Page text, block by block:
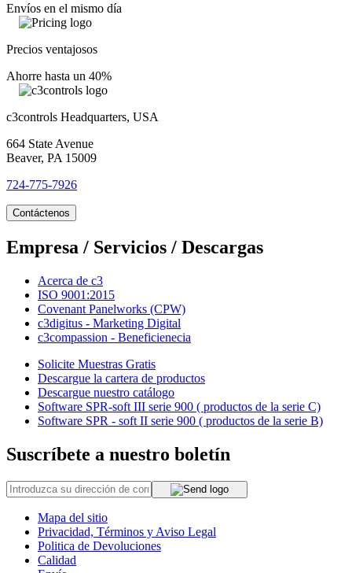
Envíos en el mismo día
Precios ventajosos
Ahorre hasta un 40%
c3controls Headquarters, USA
664 State Avenue
Beaver, PA 15009
724-775-7926
Contáctenos
Empresa / Servicios / Descargas
Acerca de c3
ISO 9001:2015
Covenant Panelworks (CPW)
c3digitus - Marketing Digital
c3compassion - Beneficienecia
Solicite Muestras Gratis
Descargue la cartera de productos
Descargue nuestro catálogo
Software SPR-soft III serie 900 ( productos de la serie C)
Software SPR - soft II serie 900 ( productos de la serie B)
Suscríbete a nuestro boletín
Mapa del sitio
Privacidad, Términos y Aviso Legal
Politica de Devoluciones
Calidad